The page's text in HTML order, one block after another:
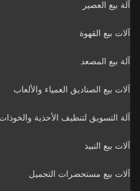
آلة بيع العصير
آلات بيع القهوة
آلة بيع المصعد
آلات بيع الصناديق العمياء والألعاب
آلة التسويق لتنظيف الأحذية والخوذات
آلات بيع النبيذ
آلات بيع مستحضرات التجميل